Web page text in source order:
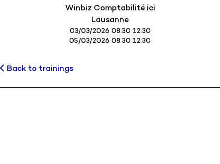
Winbiz Comptabilité ici
Lausanne
03/03/2026 08:30 12:30
05/03/2026 08:30 12:30
Back to trainings